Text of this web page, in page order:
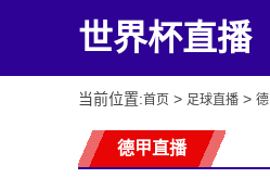
世界杯直播
当前位置:首页 > 足球直播 >
德甲直播